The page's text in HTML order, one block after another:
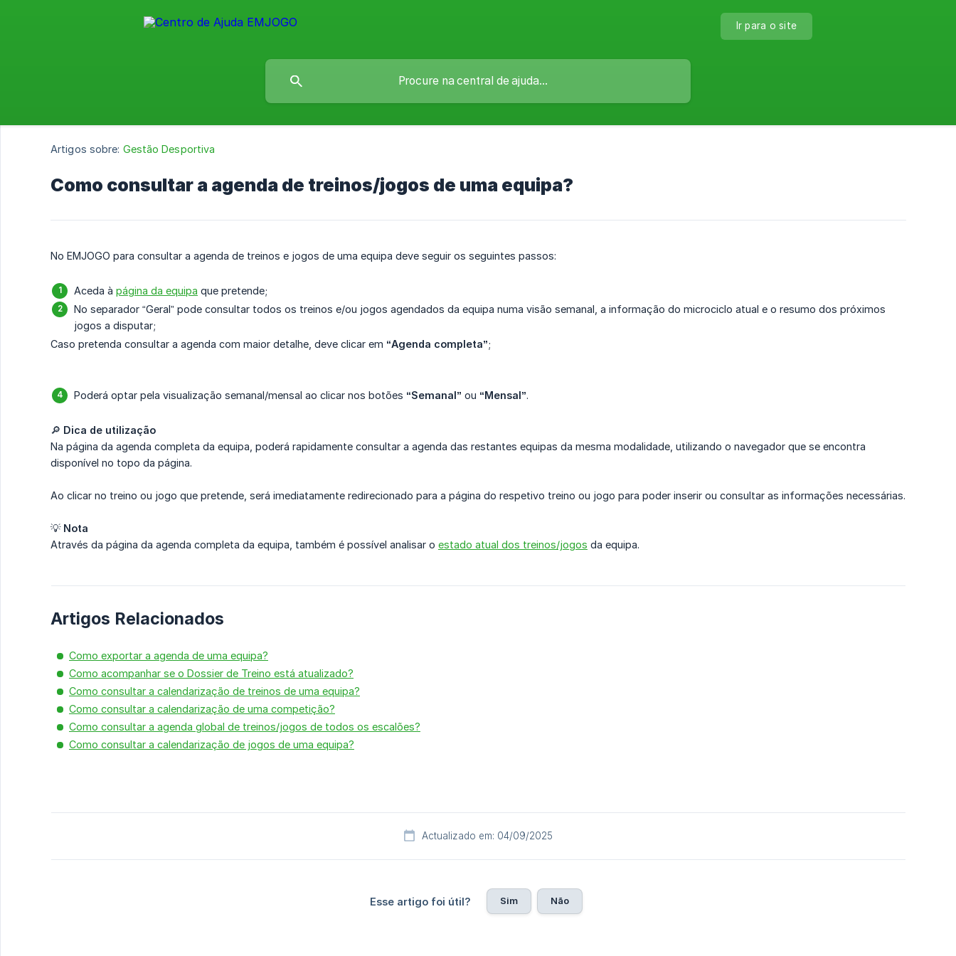
Ir para o site
Artigos sobre: Gestão Desportiva
Como consultar a agenda de treinos/jogos de uma equipa?
No EMJOGO para consultar a agenda de treinos e jogos de uma equipa deve seguir os seguintes passos:
Aceda à página da equipa que pretende;
No separador “Geral” pode consultar todos os treinos e/ou jogos agendados da equipa numa visão semanal, a informação do microciclo atual e o resumo dos próximos
jogos a disputar;
Caso pretenda consultar a agenda com maior detalhe, deve clicar em “Agenda completa”;
Poderá optar pela visualização semanal/mensal ao clicar nos botões “Semanal” ou “Mensal”.
🔎 Dica de utilização
Na página da agenda completa da equipa, poderá rapidamente consultar a agenda das restantes equipas da mesma modalidade, utilizando o navegador que se encontra
disponível no topo da página.
Ao clicar no treino ou jogo que pretende, será imediatamente redirecionado para a página do respetivo treino ou jogo para poder inserir ou consultar as informações necessárias.
💡 Nota
Através da página da agenda completa da equipa, também é possível analisar o estado atual dos treinos/jogos da equipa.
Artigos Relacionados
Como exportar a agenda de uma equipa?
Como acompanhar se o Dossier de Treino está atualizado?
Como consultar a calendarização de treinos de uma equipa?
Como consultar a calendarização de uma competição?
Como consultar a agenda global de treinos/jogos de todos os escalões?
Como consultar a calendarização de jogos de uma equipa?
Actualizado em: 04/09/2025
Esse artigo foi útil? Sim Não